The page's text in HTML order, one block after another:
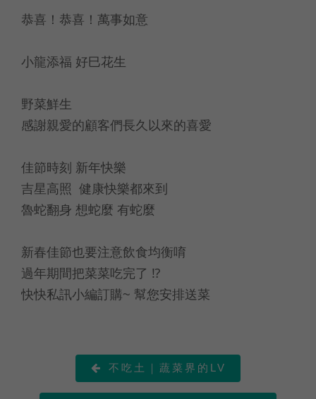
恭喜！恭喜！萬事如意
小龍添福 好巳花生
野菜鮮生
感謝親愛的顧客們長久以來的喜愛
佳節時刻 新年快樂
吉星高照 健康快樂都來到
魯蛇翻身 想蛇麼 有蛇麼
新春佳節也要注意飲食均衡唷
過年期間把菜菜吃完了 ⁉
快快私訊小編訂購~ 幫您安排送菜
 不吃土｜蔬菜界的LV